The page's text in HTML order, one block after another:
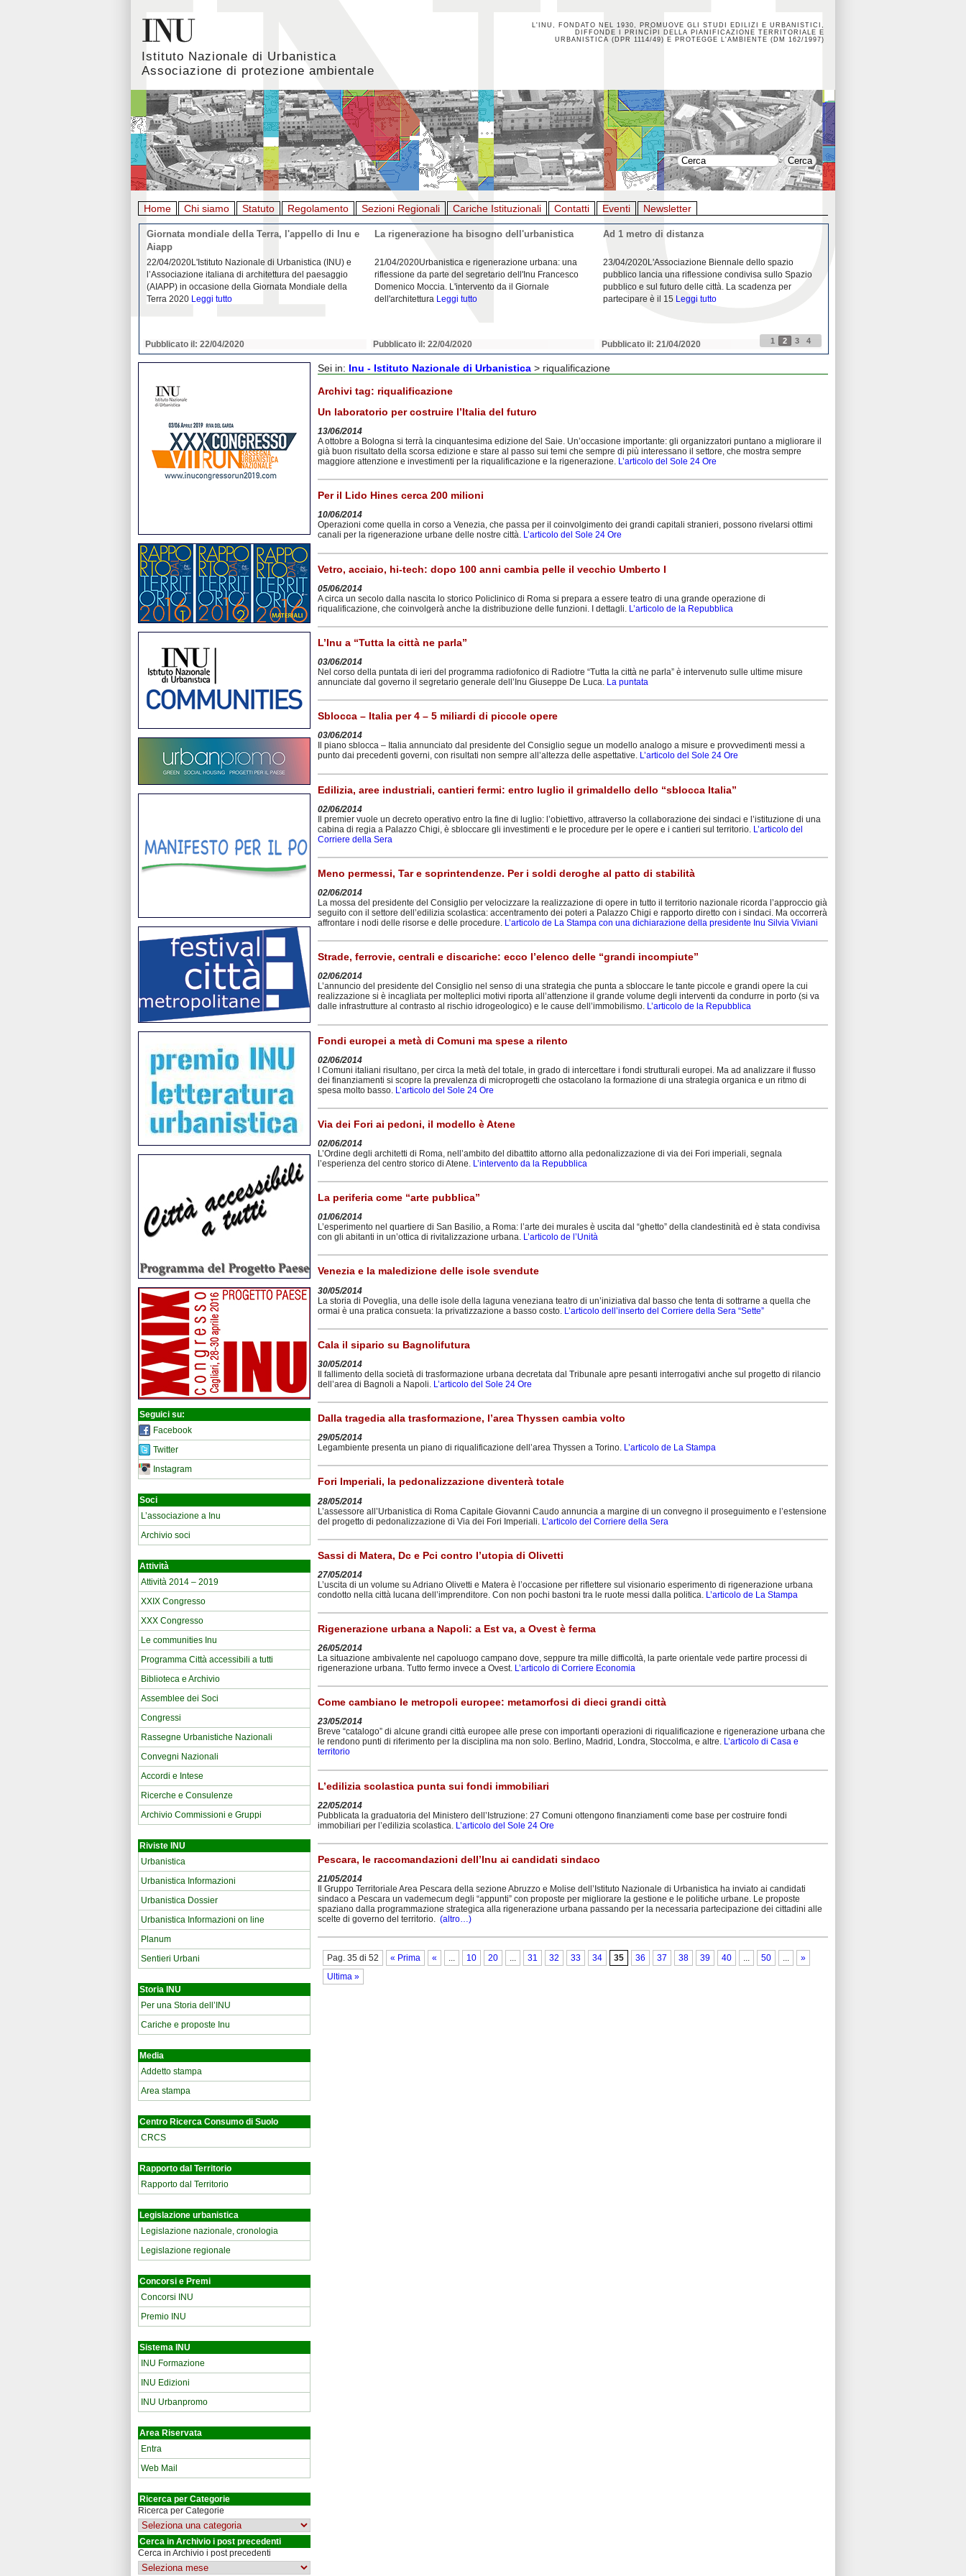
Istituto Nazionale di Urbanistica
Associazione di protezione ambientale
L'INU, FONDATO NEL 1930, PROMUOVE GLI STUDI EDILIZI E URBANISTICI,
DIFFONDE I PRINCÌPI DELLA PIANIFICAZIONE TERRITORIALE E
URBANISTICA (DPR 1114/49) E PROTEGGE L'AMBIENTE (DM 162/1997)
Home Chi siamo Statuto Regolamento Sezioni Regionali Cariche Istituzionali Contatti Eventi Newsletter
Giornata mondiale della Terra, l'appello di Inu e
Aiapp
22/04/2020L'Istituto Nazionale di Urbanistica (INU) e
l’Associazione italiana di architettura del paesaggio
(AIAPP) in occasione della Giornata Mondiale della
Terra 2020 Leggi tutto
Pubblicato il: 22/04/2020
La rigenerazione ha bisogno dell'urbanistica
21/04/2020Urbanistica e rigenerazione urbana: una
riflessione da parte del segretario dell'Inu Francesco
Domenico Moccia. L'intervento da il Giornale
dell'architettura Leggi tutto
Pubblicato il: 22/04/2020
Ad 1 metro di distanza
23/04/2020L'Associazione Biennale dello spazio
pubblico lancia una riflessione condivisa sullo Spazio
pubblico e sul futuro delle città. La scadenza per
partecipare è il 15 Leggi tutto
Pubblicato il: 21/04/2020 1 2 3 4
Seguici su:
Facebook
Twitter
Instagram
Soci
L’associazione a Inu
Archivio soci
Attività
Attività 2014 – 2019
XXIX Congresso
XXX Congresso
Le communities Inu
Programma Città accessibili a tutti
Biblioteca e Archivio
Assemblee dei Soci
Congressi
Rassegne Urbanistiche Nazionali
Convegni Nazionali
Accordi e Intese
Ricerche e Consulenze
Archivio Commissioni e Gruppi
Riviste INU
Urbanistica
Urbanistica Informazioni
Urbanistica Dossier
Urbanistica Informazioni on line
Planum
Sentieri Urbani
Storia INU
Per una Storia dell’INU
Cariche e proposte Inu
Media
Addetto stampa
Area stampa
Centro Ricerca Consumo di Suolo
CRCS
Rapporto dal Territorio
Rapporto dal Territorio
Legislazione urbanistica
Legislazione nazionale, cronologia
Legislazione regionale
Concorsi e Premi
Concorsi INU
Premio INU
Sistema INU
INU Formazione
INU Edizioni
INU Urbanpromo
Area Riservata
Entra
Web Mail
Ricerca per Categorie
Ricerca per Categorie
Cerca in Archivio i post precedenti
Cerca in Archivio i post precedenti
Sei in: Inu - Istituto Nazionale di Urbanistica > riqualificazione
Archivi tag: riqualificazione
Un laboratorio per costruire l’Italia del futuro
13/06/2014
A ottobre a Bologna si terrà la cinquantesima edizione del Saie. Un’occasione importante: gli organizzatori puntano a migliorare il
già buon risultato della scorsa edizione e stare al passo sui temi che sempre di più interessano il settore, che mostra sempre
maggiore attenzione e investimenti per la riqualificazione e la rigenerazione. L’articolo del Sole 24 Ore
Per il Lido Hines cerca 200 milioni
10/06/2014
Operazioni come quella in corso a Venezia, che passa per il coinvolgimento dei grandi capitali stranieri, possono rivelarsi ottimi
canali per la rigenerazione urbane delle nostre città. L’articolo del Sole 24 Ore
Vetro, acciaio, hi-tech: dopo 100 anni cambia pelle il vecchio Umberto I
05/06/2014
A circa un secolo dalla nascita lo storico Policlinico di Roma si prepara a essere teatro di una grande operazione di
riqualificazione, che coinvolgerà anche la distribuzione delle funzioni. I dettagli. L’articolo de la Repubblica
L’Inu a “Tutta la città ne parla”
03/06/2014
Nel corso della puntata di ieri del programma radiofonico di Radiotre “Tutta la città ne parla” è intervenuto sulle ultime misure
annunciate dal governo il segretario generale dell’Inu Giuseppe De Luca. La puntata
Sblocca – Italia per 4 – 5 miliardi di piccole opere
03/06/2014
Il piano sblocca – Italia annunciato dal presidente del Consiglio segue un modello analogo a misure e provvedimenti messi a
punto dai precedenti governi, con risultati non sempre all’altezza delle aspettative. L’articolo del Sole 24 Ore
Edilizia, aree industriali, cantieri fermi: entro luglio il grimaldello dello “sblocca Italia”
02/06/2014
Il premier vuole un decreto operativo entro la fine di luglio: l’obiettivo, attraverso la collaborazione dei sindaci e l’istituzione di una
cabina di regia a Palazzo Chigi, è sbloccare gli investimenti e le procedure per le opere e i cantieri sul territorio. L’articolo del
Corriere della Sera
Meno permessi, Tar e soprintendenze. Per i soldi deroghe al patto di stabilità
02/06/2014
La mossa del presidente del Consiglio per velocizzare la realizzazione di opere in tutto il territorio nazionale ricorda l’approccio già
seguito con il settore dell’edilizia scolastica: accentramento dei poteri a Palazzo Chigi e rapporto diretto con i sindaci. Ma occorrerà
affrontare i nodi delle risorse e delle procedure. L’articolo de La Stampa con una dichiarazione della presidente Inu Silvia Viviani
Strade, ferrovie, centrali e discariche: ecco l’elenco delle “grandi incompiute”
02/06/2014
L’annuncio del presidente del Consiglio nel senso di una strategia che punta a sbloccare le tante piccole e grandi opere la cui
realizzazione si è incagliata per molteplici motivi riporta all’attenzione il grande volume degli interventi da condurre in porto (si va
dalle infrastrutture al contrasto al rischio idrogeologico) e le cause dell’immobilismo. L’articolo de la Repubblica
Fondi europei a metà di Comuni ma spese a rilento
02/06/2014
I Comuni italiani risultano, per circa la metà del totale, in grado di intercettare i fondi strutturali europei. Ma ad analizzare il flusso
dei finanziamenti si scopre la prevalenza di microprogetti che ostacolano la formazione di una strategia organica e un ritmo di
spesa molto basso. L’articolo del Sole 24 Ore
Via dei Fori ai pedoni, il modello è Atene
02/06/2014
L’Ordine degli architetti di Roma, nell’ambito del dibattito attorno alla pedonalizzazione di via dei Fori imperiali, segnala
l’esperienza del centro storico di Atene. L’intervento da la Repubblica
La periferia come “arte pubblica”
01/06/2014
L’esperimento nel quartiere di San Basilio, a Roma: l’arte dei murales è uscita dal “ghetto” della clandestinità ed è stata condivisa
con gli abitanti in un’ottica di rivitalizzazione urbana. L’articolo de l’Unità
Venezia e la maledizione delle isole svendute
30/05/2014
La storia di Poveglia, una delle isole della laguna veneziana teatro di un’iniziativa dal basso che tenta di sottrarne a quella che
ormai è una pratica consueta: la privatizzazione a basso costo. L’articolo dell’inserto del Corriere della Sera “Sette”
Cala il sipario su Bagnolifutura
30/05/2014
Il fallimento della società di trasformazione urbana decretata dal Tribunale apre pesanti interrogativi anche sul progetto di rilancio
dell’area di Bagnoli a Napoli. L’articolo del Sole 24 Ore
Dalla tragedia alla trasformazione, l’area Thyssen cambia volto
29/05/2014
Legambiente presenta un piano di riqualificazione dell’area Thyssen a Torino. L’articolo de La Stampa
Fori Imperiali, la pedonalizzazione diventerà totale
28/05/2014
L’assessore all’Urbanistica di Roma Capitale Giovanni Caudo annuncia a margine di un convegno il proseguimento e l’estensione
del progetto di pedonalizzazione di Via dei Fori Imperiali. L’articolo del Corriere della Sera
Sassi di Matera, Dc e Pci contro l’utopia di Olivetti
27/05/2014
L’uscita di un volume su Adriano Olivetti e Matera è l’occasione per riflettere sul visionario esperimento di rigenerazione urbana
condotto nella città lucana dell’imprenditore. Con non pochi bastoni tra le ruote messi dalla politica. L’articolo de La Stampa
Rigenerazione urbana a Napoli: a Est va, a Ovest è ferma
26/05/2014
La situazione ambivalente nel capoluogo campano dove, seppure tra mille difficoltà, la parte orientale vede partire processi di
rigenerazione urbana. Tutto fermo invece a Ovest. L’articolo di Corriere Economia
Come cambiano le metropoli europee: metamorfosi di dieci grandi città
23/05/2014
Breve “catalogo” di alcune grandi città europee alle prese con importanti operazioni di riqualificazione e rigenerazione urbana che
le rendono punti di riferimento per la disciplina ma non solo. Berlino, Madrid, Londra, Stoccolma, e altre. L’articolo di Casa e
territorio
L’edilizia scolastica punta sui fondi immobiliari
22/05/2014
Pubblicata la graduatoria del Ministero dell’Istruzione: 27 Comuni ottengono finanziamenti come base per costruire fondi
immobiliari per l’edilizia scolastica. L’articolo del Sole 24 Ore
Pescara, le raccomandazioni dell’Inu ai candidati sindaco
21/05/2014
Il Gruppo Territoriale Area Pescara della sezione Abruzzo e Molise dell’Istituto Nazionale di Urbanistica ha inviato ai candidati
sindaco a Pescara un vademecum degli “appunti” con proposte per migliorare la gestione e le politiche urbane. Le proposte
spaziano dalla programmazione strategica alla rigenerazione urbana passando per la necessaria partecipazione dei cittadini alle
scelte di governo del territorio. (altro…)
Pag. 35 di 52 « Prima « ... 10 20 ... 31 32 33 34 35 36 37 38 39 40 ... 50 ...
»
Ultima »